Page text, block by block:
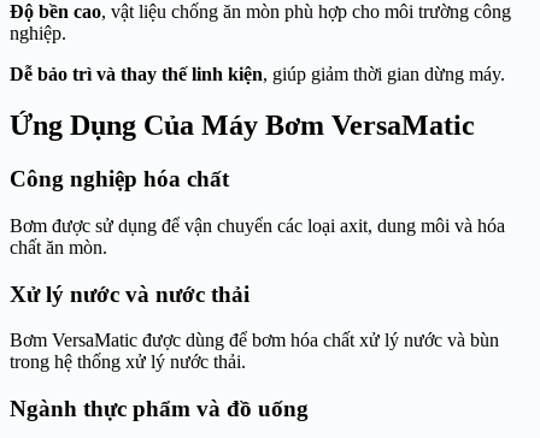
Độ bền cao, vật liệu chống ăn mòn phù hợp cho môi trường công
nghiệp.
Dễ bảo trì và thay thế linh kiện, giúp giảm thời gian dừng máy.
Ứng Dụng Của Máy Bơm VersaMatic
Công nghiệp hóa chất
Bơm được sử dụng để vận chuyển các loại axit, dung môi và hóa
chất ăn mòn.
Xử lý nước và nước thải
Bơm VersaMatic được dùng để bơm hóa chất xử lý nước và bùn
trong hệ thống xử lý nước thải.
Ngành thực phẩm và đồ uống